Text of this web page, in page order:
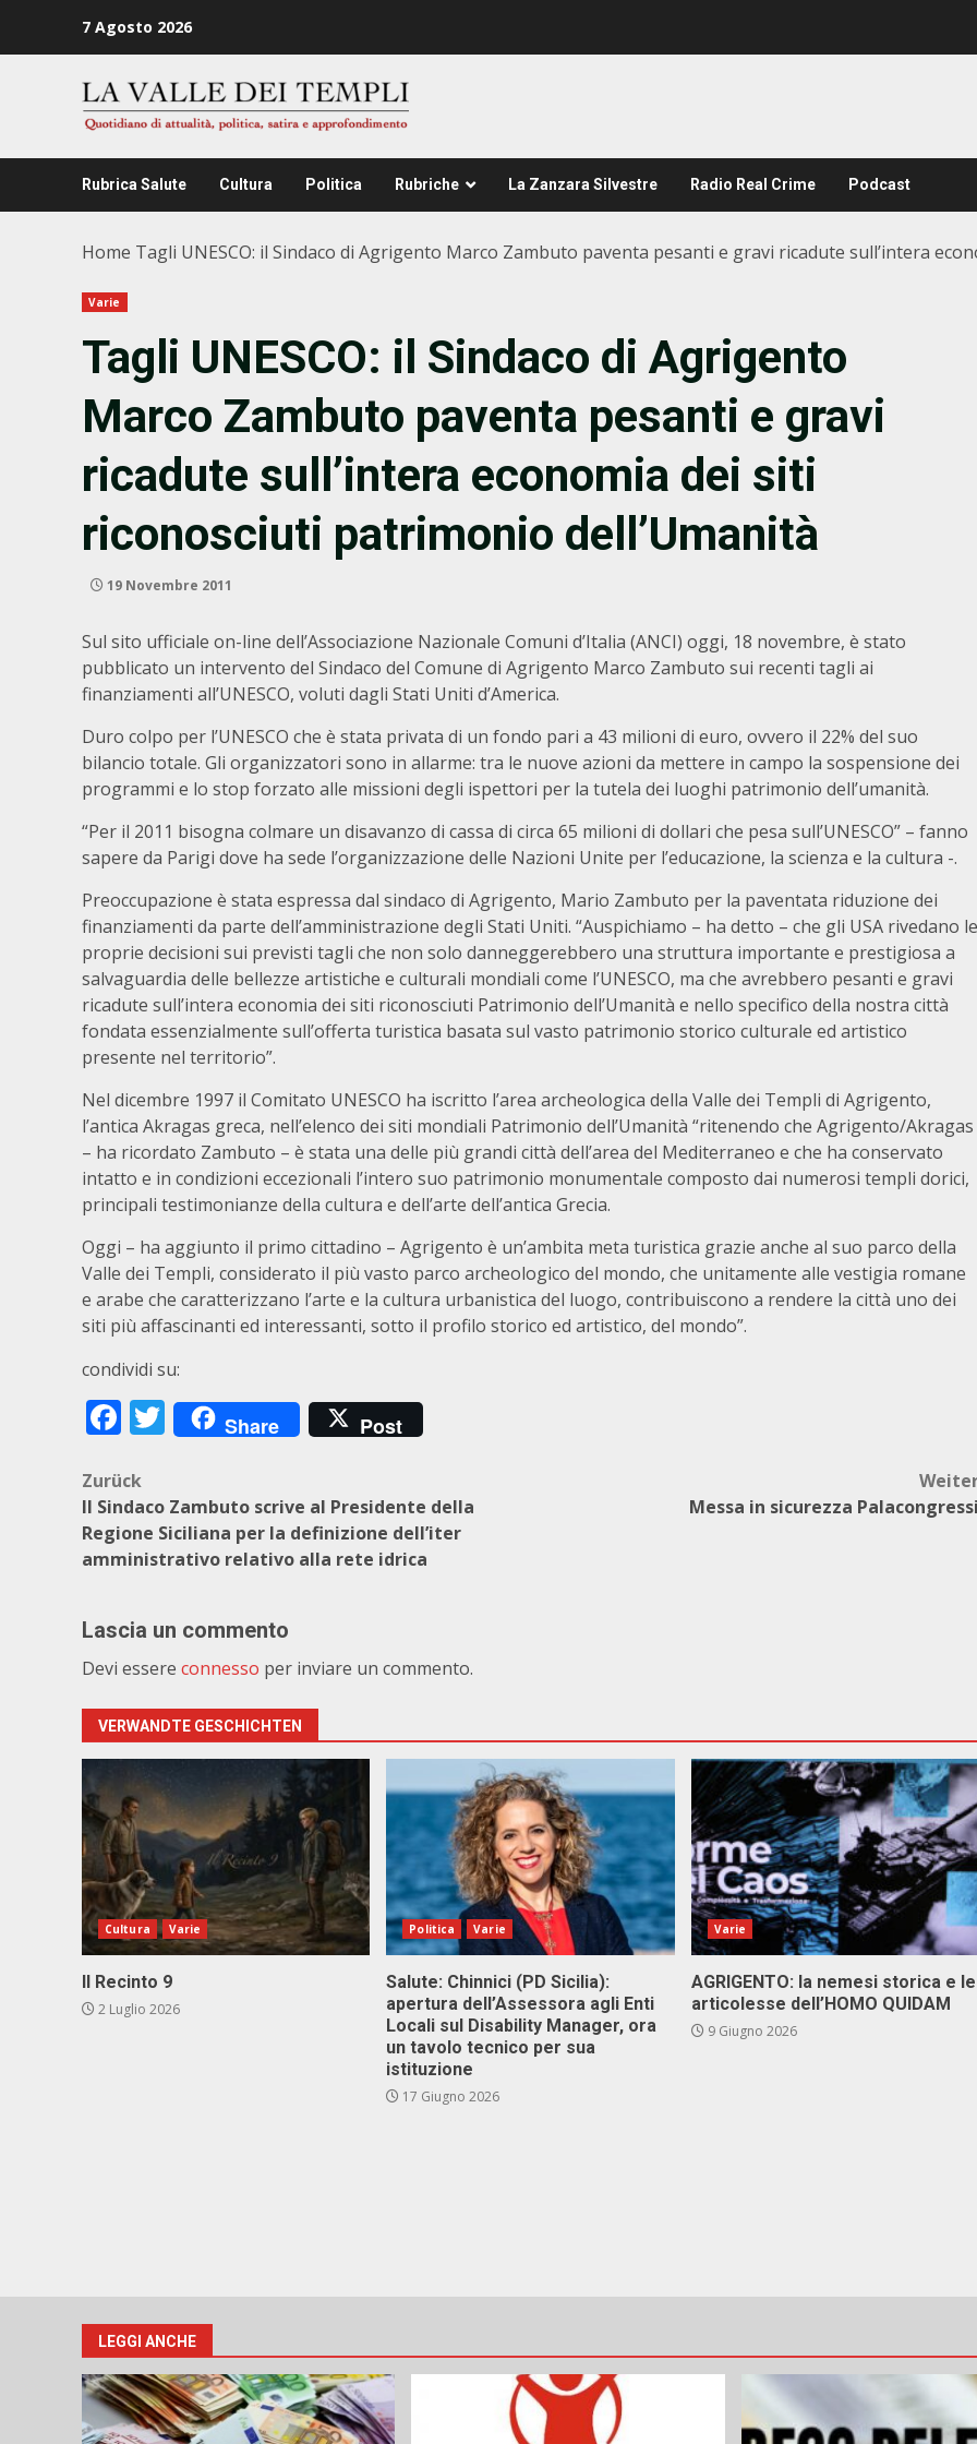
7 Agosto 2026
Rubrica Salute Cultura Politica Rubriche La Zanzara Silvestre Radio Real Crime Podcast
Home Tagli UNESCO: il Sindaco di Agrigento Marco Zambuto paventa pesanti e gravi ricadute sull’intera
Varie
Tagli UNESCO: il Sindaco di Agrigento
Marco Zambuto paventa pesanti e gravi
ricadute sull’intera economia dei siti
riconosciuti patrimonio dell’Umanità
19 Novembre 2011
Sul sito ufficiale on-line dell’Associazione Nazionale Comuni d’Italia (ANCI) oggi, 18 novembre, è stato
pubblicato un intervento del Sindaco del Comune di Agrigento Marco Zambuto sui recenti tagli ai
finanziamenti all’UNESCO, voluti dagli Stati Uniti d’America.
Duro colpo per l’UNESCO che è stata privata di un fondo pari a 43 milioni di euro, ovvero il 22% del suo
bilancio totale. Gli organizzatori sono in allarme: tra le nuove azioni da mettere in campo la sospensione dei
programmi e lo stop forzato alle missioni degli ispettori per la tutela dei luoghi patrimonio dell’umanità.
“Per il 2011 bisogna colmare un disavanzo di cassa di circa 65 milioni di dollari che pesa sull’UNESCO” – fanno
sapere da Parigi dove ha sede l’organizzazione delle Nazioni Unite per l’educazione, la scienza e la cultura -.
Preoccupazione è stata espressa dal sindaco di Agrigento, Mario Zambuto per la paventata riduzione dei
finanziamenti da parte dell’amministrazione degli Stati Uniti. “Auspichiamo – ha detto – che gli USA rivedano le
proprie decisioni sui previsti tagli che non solo danneggerebbero una struttura importante e prestigiosa a
salvaguardia delle bellezze artistiche e culturali mondiali come l’UNESCO, ma che avrebbero pesanti e gravi
ricadute sull’intera economia dei siti riconosciuti Patrimonio dell’Umanità e nello specifico della nostra città
fondata essenzialmente sull’offerta turistica basata sul vasto patrimonio storico culturale ed artistico
presente nel territorio”.
Nel dicembre 1997 il Comitato UNESCO ha iscritto l’area archeologica della Valle dei Templi di Agrigento,
l’antica Akragas greca, nell’elenco dei siti mondiali Patrimonio dell’Umanità “ritenendo che Agrigento/Akragas
– ha ricordato Zambuto – è stata una delle più grandi città dell’area del Mediterraneo e che ha conservato
intatto e in condizioni eccezionali l’intero suo patrimonio monumentale composto dai numerosi templi dorici,
principali testimonianze della cultura e dell’arte dell’antica Grecia.
Oggi – ha aggiunto il primo cittadino – Agrigento è un’ambita meta turistica grazie anche al suo parco della
Valle dei Templi, considerato il più vasto parco archeologico del mondo, che unitamente alle vestigia romane
e arabe che caratterizzano l’arte e la cultura urbanistica del luogo, contribuiscono a rendere la città uno dei
siti più affascinanti ed interessanti, sotto il profilo storico ed artistico, del mondo”.
condividi su:
Facebook
Twitter
Share Post
Beitragsnavigation
Zurück
Il Sindaco Zambuto scrive al Presidente della
Regione Siciliana per la definizione dell’iter
amministrativo relativo alla rete idrica
Messa in sicurezza
Lascia un commento
Devi essere connesso per inviare un commento.
VERWANDTE GESCHICHTEN
Cultura Varie
Il Recinto 9
2 Luglio 2026
Politica Varie
Salute: Chinnici (PD Sicilia):
apertura dell’Assessora agli Enti
Locali sul Disability Manager, ora
un tavolo tecnico per sua
istituzione
17 Giugno 2026
Varie
AGRIGENTO: la nemesi storica e le
articolesse dell’HOMO QUIDAM
9 Giugno 2026
LEGGI ANCHE